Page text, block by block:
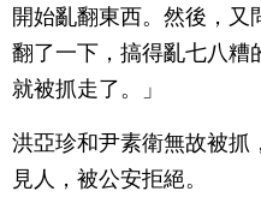
開始亂翻東西。然後，又
翻了一下，搞得亂七八糟
就被抓走了。」
洪亞珍和尹素衛無故被抓
見人，被公安拒絕。